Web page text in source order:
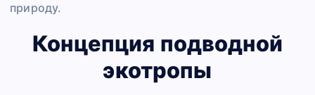
природу.
Концепция подводной
экотропы